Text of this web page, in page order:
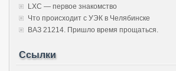
LXC — первое знакомство
Что происходит с УЭК в Челябинске
ВАЗ 21214. Пришло время прощаться.
Ссылки